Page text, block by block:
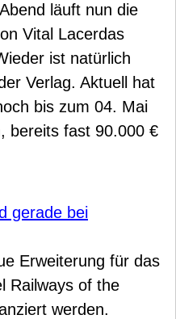
läuft nun die
Vital Lacerdas
ist natürlich
Verlag. Aktuell hat
bis zum 04. Mai
bereits fast 90.000 €
gerade bei
Erweiterung für das
Railways of the
werden.